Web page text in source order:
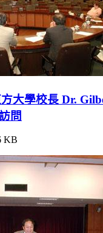
大學校長 Dr.
問
KB